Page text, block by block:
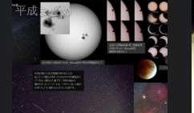
平成まとめ